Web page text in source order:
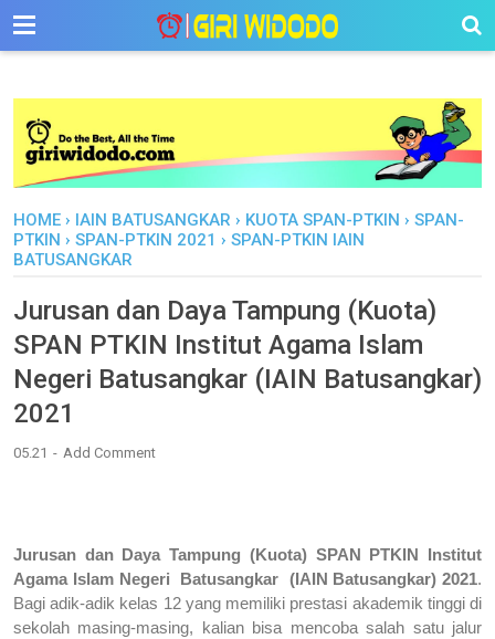
-->
HOME › IAIN BATUSANGKAR › KUOTA SPAN-PTKIN › SPAN-
PTKIN › SPAN-PTKIN 2021 › SPAN-PTKIN IAIN
BATUSANGKAR
Jurusan dan Daya Tampung (Kuota)
SPAN PTKIN Institut Agama Islam
Negeri Batusangkar (IAIN Batusangkar)
2021
05.21 Add Comment
Jurusan dan Daya Tampung (Kuota) SPAN PTKIN Institut
Agama Islam Negeri  Batusangkar  (IAIN Batusangkar) 2021.
Bagi adik-adik kelas 12 yang memiliki prestasi akademik tinggi di
sekolah masing-masing, kalian bisa mencoba salah satu jalur